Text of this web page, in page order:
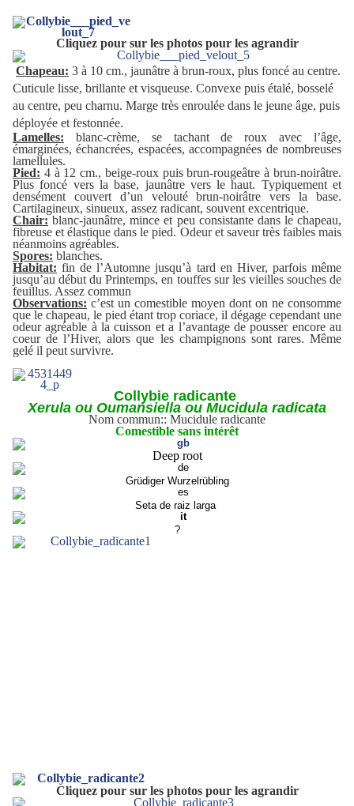
Cliquez pour sur les photos pour les agrandir
Chapeau: 3 à 10 cm., jaunâtre à brun-roux, plus foncé au centre.
Cuticule lisse, brillante et visqueuse. Convexe puis étalé, bosselé
au centre, peu charnu. Marge très enroulée dans le jeune âge, puis
déployée et festonnée.
Lamelles: blanc-crème, se tachant de roux avec l’âge,
émarginées, échancrées, espacées, accompagnées de nombreuses
lamellules.
Pied: 4 à 12 cm., beige-roux puis brun-rougeâtre à brun-noirâtre.
Plus foncé vers la base, jaunâtre vers le haut. Typiquement et
densément couvert d’un velouté brun-noirâtre vers la base.
Cartilagineux, sinueux, assez radicant, souvent excentrique.
Chair: blanc-jaunâtre, mince et peu consistante dans le chapeau,
fibreuse et élastique dans le pied. Odeur et saveur très faibles mais
néanmoins agréables.
Spores: blanches.
Habitat: fin de l’Automne jusqu’à tard en Hiver, parfois même
jusqu’au début du Printemps, en touffes sur les vieilles souches de
feuillus. Assez commun
Observations: c’est un comestible moyen dont on ne consomme
que le chapeau, le pied étant trop coriace, il dégage cependant une
odeur agréable à la cuisson et a l’avantage de pousser encore au
coeur de l’Hiver, alors que les champignons sont rares. Même
gelé il peut survivre.
Collybie radicante
Xerula ou Oumansiella ou Mucidula radicata
Nom commun:: Mucidule radicante
Comestible sans intérêt
Deep root
Grüdiger Wurzelrübling
Seta de raiz larga
?
Cliquez pour sur les photos pour les agrandir